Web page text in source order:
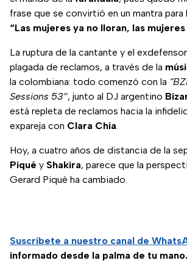
frase que se convirtió en un mantra para
“Las mujeres ya no lloran, las
La ruptura de la cantante y el
plagada de reclamos, a través de la
la colombiana: todo comenzó con la
Sessions 53″, junto al DJ argentino
está repleta de reclamos hacia la
expareja con Clara Chía.
Hoy, a cuatro años de distancia de la
Piqué y Shakira, parece que la
Gerard Piqué ha cambiado.
Suscríbete a nuestro canal de
informado desde la palma de tu mano.